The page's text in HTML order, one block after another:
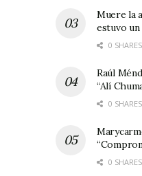
Muere la
estuvo
0 SHARES
Raúl
“Alí
0 SHARES
0 SHARES